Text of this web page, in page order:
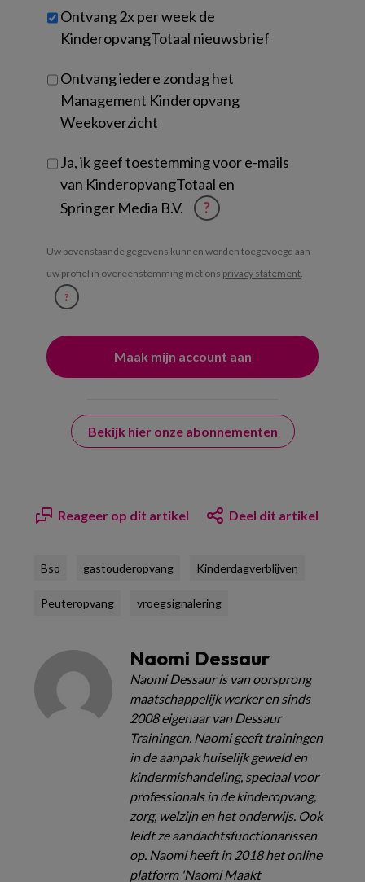
je?
Untitled
Ontvang 2x per week de
KinderopvangTotaal nieuwsbrief
Ontvang iedere zondag het
Management Kinderopvang
Weekoverzicht
Ja, ik geef toestemming voor e-mails
van KinderopvangTotaal en
Springer Media B.V.
?
Uw bovenstaande gegevens kunnen worden toegevoegd aan
uw profiel in overeenstemming met ons privacy statement.
?
Bekijk hier onze abonnementen
Reageer op dit artikel Deel dit artikel
Bso gastouderopvang Kinderdagverblijven
Peuteropvang vroegsignalering
Naomi Dessaur
Naomi Dessaur is van oorsprong
maatschappelijk werker en sinds
2008 eigenaar van Dessaur
Trainingen. Naomi geeft trainingen
in de aanpak huiselijk geweld en
kindermishandeling, speciaal voor
professionals in de kinderopvang,
zorg, welzijn en het onderwijs. Ook
leidt ze aandachtsfunctionarissen
op. Naomi heeft in 2018 het online
platform 'Naomi Maakt